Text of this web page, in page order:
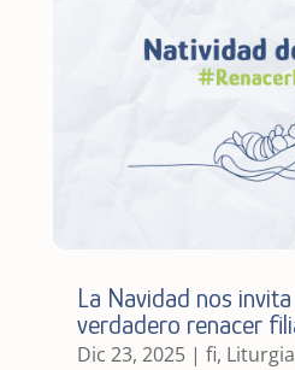
La Navidad nos
verdadero renacer
Dic 23, 2025| fi,